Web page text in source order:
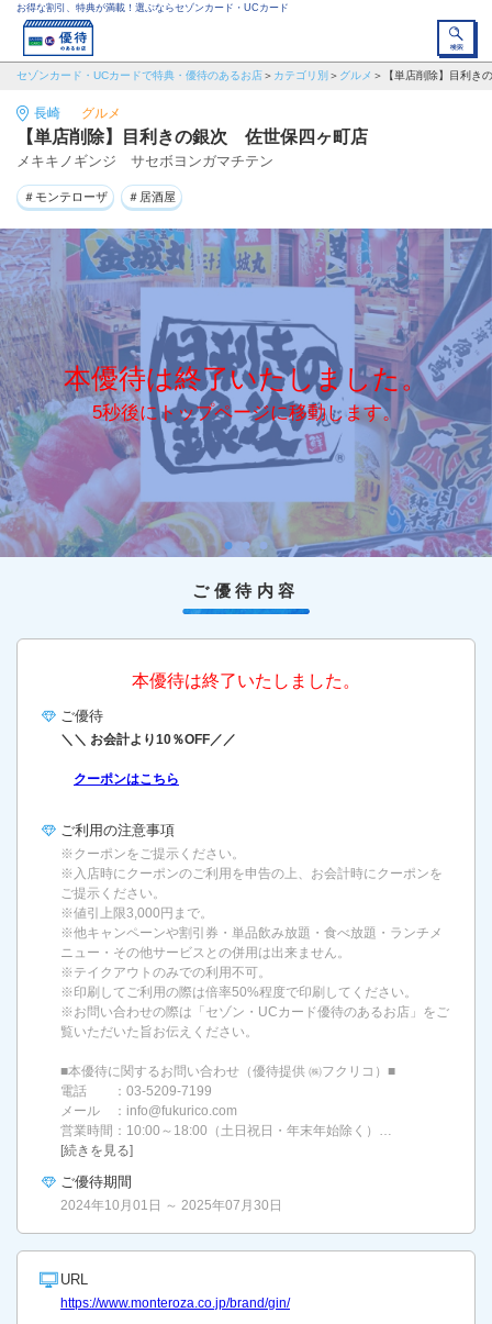
お得な割引、特典が満載！選ぶならセゾンカード・UCカード
セゾンカード・UCカードで特典・優待のあるお店 カテゴリ別 グルメ 【単店削除】目利
長崎 グルメ
【単店削除】目利きの銀次 佐世保四ヶ町店
メキキノギンジ サセボヨンガマチテン
＃モンテローザ ＃居酒屋
本優待は終了いたしました。
5秒後にトップページに移動します。
ご優待内容
本優待は終了いたしました。
ご優待
＼＼ お会計より10％OFF／／
クーポンはこちら
ご利用の注意事項
※クーポンをご提示ください。
※入店時にクーポンのご利用を申告の上、お会計時にクーポンを
ご提示ください。
※値引上限3,000円まで。
※他キャンペーンや割引券・単品飲み放題・食べ放題・ランチメ
ニュー・その他サービスとの併用は出来ません。
※テイクアウトのみでの利用不可。
※印刷してご利用の際は倍率50%程度で印刷してください。
※お問い合わせの際は「セゾン・UCカード優待のあるお店」をご
覧いただいた旨お伝えください。
■本優待に関するお問い合わせ（優待提供 ㈱フクリコ）■
電話 ：03-5209-7199
メール ：info@fukurico.com
営業時間：10:00～18:00（土日祝日・年末年始除く）…
[続きを見る]
ご優待期間
2024年10月01日 ～ 2025年07月30日
URL
https://www.monteroza.co.jp/brand/gin/